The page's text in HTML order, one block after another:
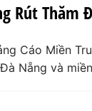
Rút Thăm
Cáo Miền
Nẵng và